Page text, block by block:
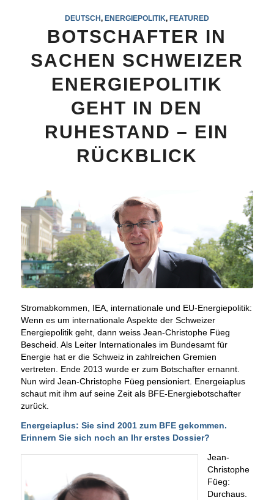
DEUTSCH, ENERGIEPOLITIK, FEATURED
BOTSCHAFTER IN
SACHEN SCHWEIZER
ENERGIEPOLITIK
GEHT IN DEN
RUHESTAND – EIN
RÜCKBLICK
Stromabkommen, IEA, internationale und EU-Energiepolitik:
Wenn es um internationale Aspekte der Schweizer
Energiepolitik geht, dann weiss Jean-Christophe Füeg
Bescheid. Als Leiter Internationales im Bundesamt für
Energie hat er die Schweiz in zahlreichen Gremien
vertreten. Ende 2013 wurde er zum Botschafter ernannt.
Nun wird Jean-Christophe Füeg pensioniert. Energeiaplus
schaut mit ihm auf seine Zeit als BFE-Energiebotschafter
zurück.
Energeiaplus: Sie sind 2001 zum BFE gekommen.
Erinnern Sie sich noch an Ihr erstes Dossier?
Jean-
Christophe
Füeg:
Durchaus.